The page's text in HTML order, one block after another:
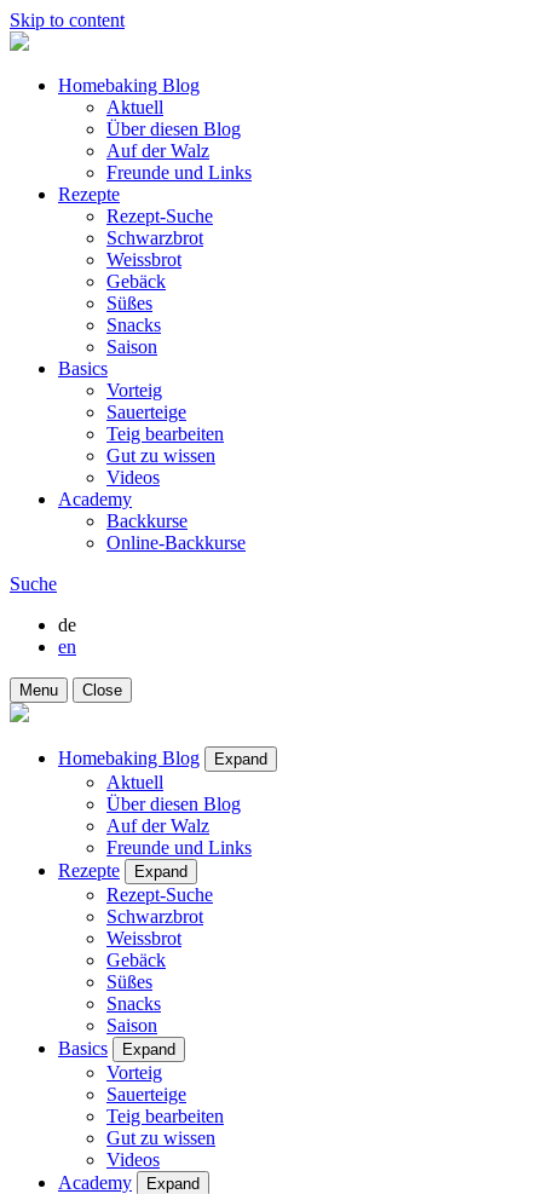
Skip to content
Homebaking Blog
Aktuell
Über diesen Blog
Auf der Walz
Freunde und Links
Rezepte
Rezept-Suche
Schwarzbrot
Weissbrot
Gebäck
Süßes
Snacks
Saison
Basics
Vorteig
Sauerteige
Teig bearbeiten
Gut zu wissen
Videos
Academy
Backkurse
Online-Backkurse
Suche
de
en
Menu Close
Homebaking Blog Expand
Aktuell
Über diesen Blog
Auf der Walz
Freunde und Links
Rezepte
Expand
Rezept-Suche
Schwarzbrot
Weissbrot
Gebäck
Süßes
Snacks
Saison
Basics
Expand
Vorteig
Sauerteige
Teig bearbeiten
Gut zu wissen
Videos
Academy
Expand